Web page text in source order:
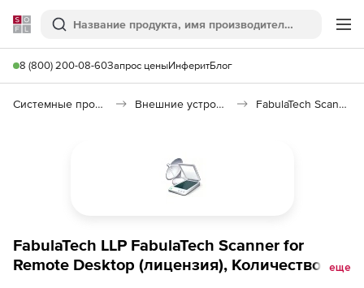
Softline
Поиск
8 (800) 200-08-60Запрос ценыИнферитБлог
Системные программы Внешние устройства FabulaTech Scanner for Remote Desktop
FabulaTech LLP FabulaTech Scanner for
Remote Desktop (лицензия), Количество
еще